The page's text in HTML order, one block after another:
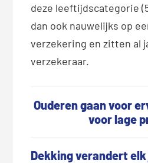
deze leeftijdscategorie
dan ook nauwelijks op
verzekering en zitten al
verzekeraar.
Ouderen gaan voor
voor lage
Dekking verandert